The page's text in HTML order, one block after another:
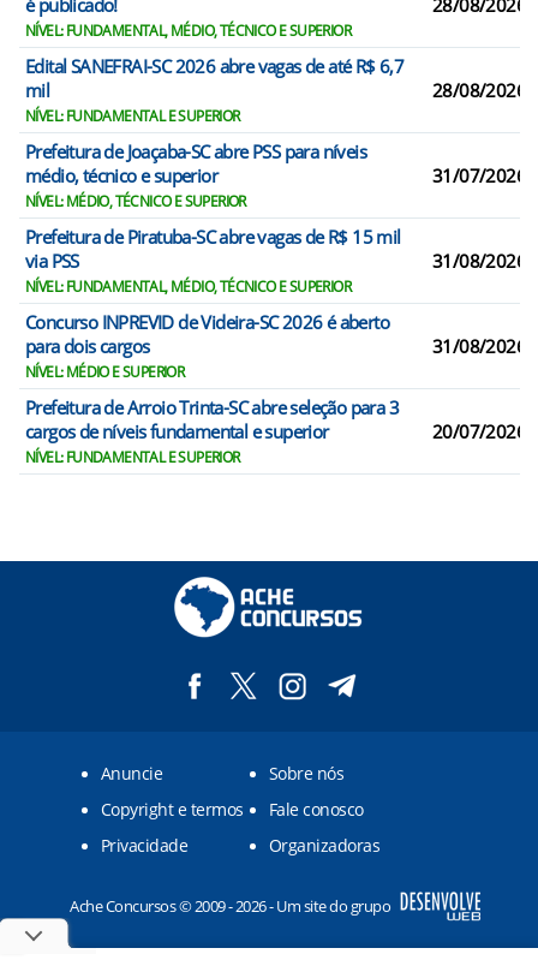
é publicado!
NÍVEL: FUNDAMENTAL, MÉDIO, TÉCNICO E SUPERIOR
28/08/2026
Edital SANEFRAI-SC 2026 abre vagas de até R$ 6,7
mil
NÍVEL: FUNDAMENTAL E SUPERIOR
28/08/2026
Prefeitura de Joaçaba-SC abre PSS para níveis
médio, técnico e superior
NÍVEL: MÉDIO, TÉCNICO E SUPERIOR
31/07/2026
Prefeitura de Piratuba-SC abre vagas de R$ 15 mil
via PSS
NÍVEL: FUNDAMENTAL, MÉDIO, TÉCNICO E SUPERIOR
31/08/2026
Concurso INPREVID de Videira-SC 2026 é aberto
para dois cargos
NÍVEL: MÉDIO E SUPERIOR
31/08/2026
Prefeitura de Arroio Trinta-SC abre seleção para 3
cargos de níveis fundamental e superior
NÍVEL: FUNDAMENTAL E SUPERIOR
20/07/2026
Anuncie
Sobre nós
Copyright e termos
Fale conosco
Privacidade
Organizadoras
Ache Concursos © 2009 - 2026 - Um site do grupo